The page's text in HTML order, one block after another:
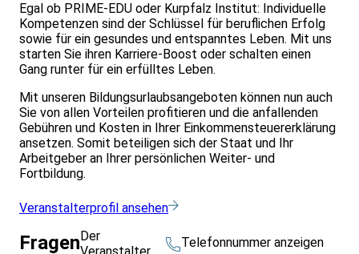
Egal ob PRIME-EDU oder Kurpfalz Institut: Individuelle
Kompetenzen sind der Schlüssel für beruflichen Erfolg
sowie für ein gesundes und entspanntes Leben. Mit uns
starten Sie ihren Karriere-Boost oder schalten einen
Gang runter für ein erfülltes Leben.
Mit unseren Bildungsurlaubsangeboten können nun auch
Sie von allen Vorteilen profitieren und die anfallenden
Gebühren und Kosten in Ihrer Einkommensteuererklärung
ansetzen. Somit beteiligen sich der Staat und Ihr
Arbeitgeber an Ihrer persönlichen Weiter- und
Fortbildung.
Veranstalterprofil ansehen
Fragen Der
Telefonnummer anzeigen